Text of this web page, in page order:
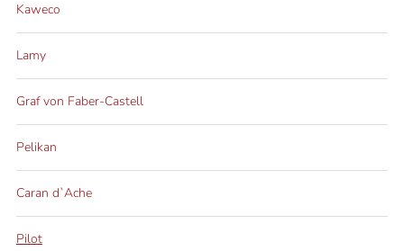
Kaweco
Lamy
Graf von Faber-Castell
Pelikan
Caran d`Ache
Pilot